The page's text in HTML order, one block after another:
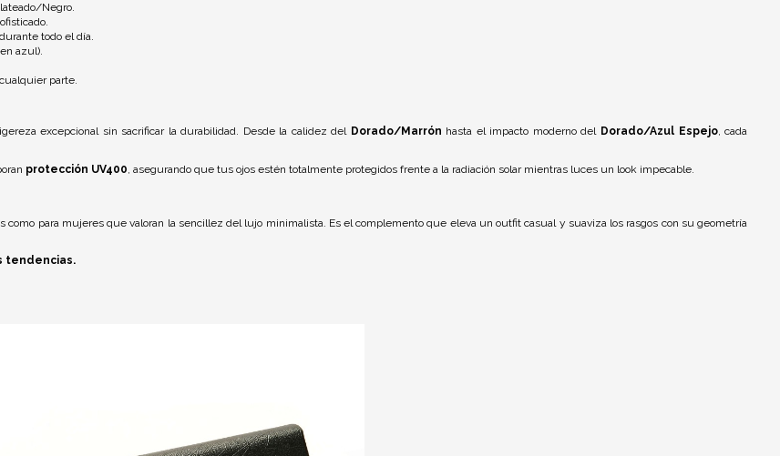
Negro.
todo el día.
azul).
parte.
excepcional sin sacrificar la durabilidad. Desde la calidez del Dorado/Marrón hasta el impacto moderno del Dorado/Azul Espejo, cada
protección UV400, asegurando que tus ojos estén totalmente protegidos frente a la radiación solar mientras luces un look impecable.
como para mujeres que valoran la sencillez del lujo minimalista. Es el complemento que eleva un outfit casual y suaviza los rasgos con su geometría
tendencias.